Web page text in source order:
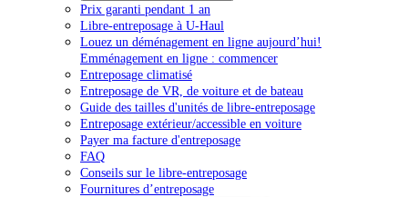
Prix garanti pendant 1 an
Libre-entreposage à U-Haul
Louez un déménagement en ligne aujourd’hui!
Emménagement en ligne : commencer
Entreposage climatisé
Entreposage de VR, de voiture et de bateau
Guide des tailles d'unités de libre-entreposage
Entreposage extérieur/accessible en voiture
Payer ma facture d'entreposage
FAQ
Conseils sur le libre-entreposage
Fournitures d’entreposage